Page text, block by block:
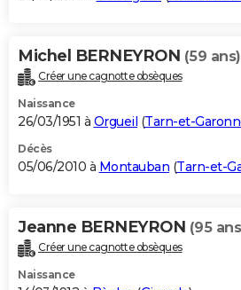
Carte de Noël
Carte Bonne année
Carte Saint-Valentin
Carte Pâques
Carte d'anniversaire
DICTIONNAIRE
Dictionnaire
Biographies
Citations
Expressions
Proverbes
PROGRAMME TV
S'inscrire
Se connecter
Lycées
Collèges
Primaires
Universités
Entreprises
Service militaire
Avis de recherche
AVIS DE DÉCÈS
Bricolage
Lifestyle
Culture
Sport
Auto
Television
Voyage
Cinema
Michel BERNEYRON (59 ans)
Créer une cagnotte obsèques
Naissance
26/03/1951 à Orgueil (Tarn-et-
Décès
05/06/2010 à Montauban (Tarn-et-
Jeanne BERNEYRON (95
Créer une cagnotte obsèques
Naissance